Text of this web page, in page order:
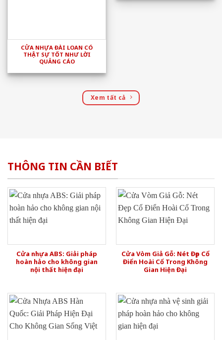
CỬA NHỰA ĐÀI LOAN CÓ
THẬT SỰ TỐT NHƯ LỜI
QUẢNG CÁO
Xem tất cả
THÔNG TIN CẦN BIẾT
Cửa nhựa ABS: Giải pháp
hoàn hảo cho không gian
nội thất hiện đại
Cửa Vòm Giả Gỗ: Nét Đẹp Cổ
Điển Hoài Cổ Trong Không
Gian Hiện Đại